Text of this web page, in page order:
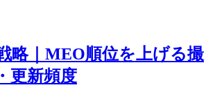
略｜MEO順位を上げる撮
更新頻度